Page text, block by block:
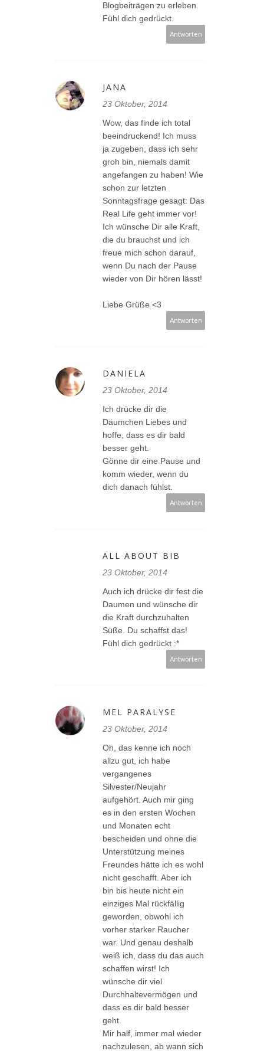
Blogbeiträgen zu erleben.
Fühl dich gedrückt.
Antworten
JANA
23 Oktober, 2014
Wow, das finde ich total
beeindruckend! Ich muss
ja zugeben, dass ich sehr
groh bin, niemals damit
angefangen zu haben! Wie
schon zur letzten
Sonntagsfrage gesagt: Das
Real Life geht immer vor!
Ich wünsche Dir alle Kraft,
die du brauchst und ich
freue mich schon darauf,
wenn Du nach der Pause
wieder von Dir hören lässt!
Liebe Grüße <3
Antworten
DANIELA
23 Oktober, 2014
Ich drücke dir die
Däumchen Liebes und
hoffe, dass es dir bald
besser geht.
Gönne dir eine Pause und
komm wieder, wenn du
dich danach fühlst.
Antworten
ALL ABOUT BIB
23 Oktober, 2014
Auch ich drücke dir fest die
Daumen und wünsche dir
die Kraft durchzuhalten
Süße. Du schaffst das!
Fühl dich gedrückt :*
Antworten
MEL PARALYSE
23 Oktober, 2014
Oh, das kenne ich noch
allzu gut, ich habe
vergangenes
Silvester/Neujahr
aufgehört. Auch mir ging
es in den ersten Wochen
und Monaten echt
bescheiden und ohne die
Unterstützung meines
Freundes hätte ich es wohl
nicht geschafft. Aber ich
bin bis heute nicht ein
einziges Mal rückfällig
geworden, obwohl ich
vorher starker Raucher
war. Und genau deshalb
weiß ich, dass du das auch
schaffen wirst! Ich
wünsche dir viel
Durchhaltevermögen und
dass es dir bald besser
geht.
Mir half, immer mal wieder
nachzulesen, ab wann sich